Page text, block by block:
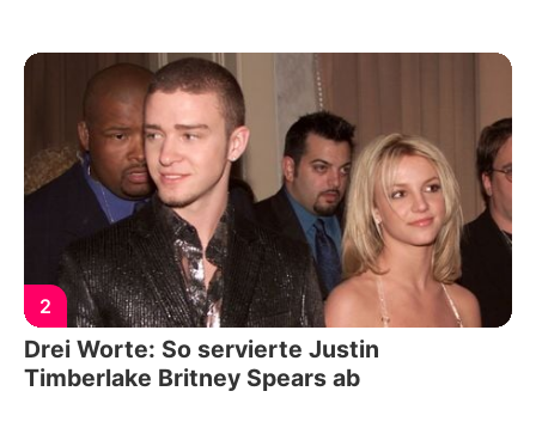
2
Drei Worte: So servierte Justin
Timberlake Britney Spears ab